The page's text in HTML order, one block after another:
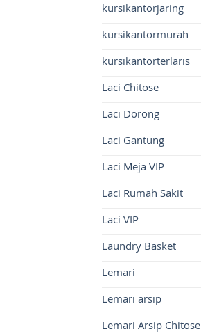
kursikantorjaring
kursikantormurah
kursikantorterlaris
Laci Chitose
Laci Dorong
Laci Gantung
Laci Meja VIP
Laci Rumah Sakit
Laci VIP
Laundry Basket
Lemari
Lemari arsip
Lemari Arsip Chitose